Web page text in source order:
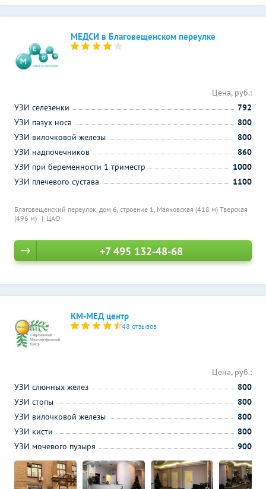
МЕДСИ в Благовещенском переулке
Благовещенский переулок, дом 6, строение 1, Маяковская (418 м) Тверская
(496 м)
ЦАО
Цена, руб.:
УЗИ селезенки
792
УЗИ пазух носа
800
УЗИ вилочковой железы
800
УЗИ надпочечников
860
УЗИ при беременности 1 триместр
1000
УЗИ плечевого сустава
1100
+7 495 132-48-68
КМ-МЕД центр
48 отзывов
Цена, руб.:
УЗИ слюнных желез
800
УЗИ стопы
800
УЗИ вилочковой железы
800
УЗИ кисти
800
УЗИ мочевого пузыря
900